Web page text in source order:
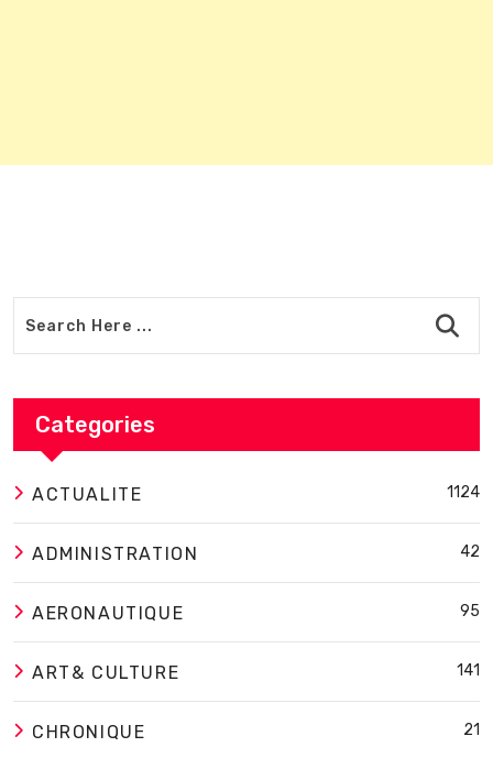
Categories
ACTUALITE 1124
ADMINISTRATION 42
AERONAUTIQUE 95
ART& CULTURE 141
CHRONIQUE 21